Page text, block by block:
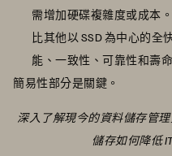
需增加硬碟複雜度或成本
比其他以 SSD 為中心的
能、一致性、可靠性和壽命
簡易性部分是關鍵。
深入了解現今的資料儲存管
儲存如何降低